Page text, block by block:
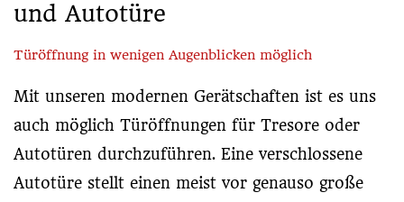
und Autotüre
Türöffnung in wenigen Augenblicken möglich
Mit unseren modernen Gerätschaften ist es uns
auch möglich Türöffnungen für Tresore oder
Autotüren durchzuführen. Eine verschlossene
Autotüre stellt einen meist vor genauso große